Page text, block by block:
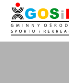
Przejdź
treści